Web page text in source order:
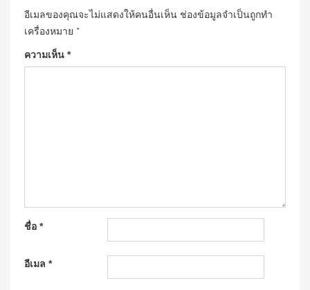
อีเมลของคุณจะไม่แสดงให้คนอื่นเห็น ช่องข้อมูลจำเป็นถูกทำ
เครื่องหมาย *
ความเห็น *
ชื่อ *
อีเมล *